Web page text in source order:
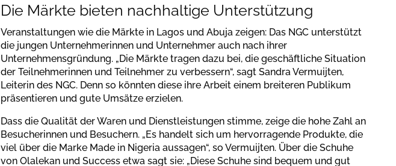
Die Märkte bieten nachhaltige Unterstützung
Veranstaltungen wie die Märkte in Lagos und Abuja zeigen: Das NGC unterstützt
die jungen Unternehmerinnen und Unternehmer auch nach ihrer
Unternehmensgründung. „Die Märkte tragen dazu bei, die geschäftliche Situation
der Teilnehmerinnen und Teilnehmer zu verbessern“, sagt Sandra Vermuijten,
Leiterin des NGC. Denn so könnten diese ihre Arbeit einem breiteren Publikum
präsentieren und gute Umsätze erzielen.
Dass die Qualität der Waren und Dienstleistungen stimme, zeige die hohe Zahl an
Besucherinnen und Besuchern. „Es handelt sich um hervorragende Produkte, die
viel über die Marke Made in Nigeria aussagen“, so Vermuijten. Über die Schuhe
von Olalekan und Success etwa sagt sie: „Diese Schuhe sind bequem und gut